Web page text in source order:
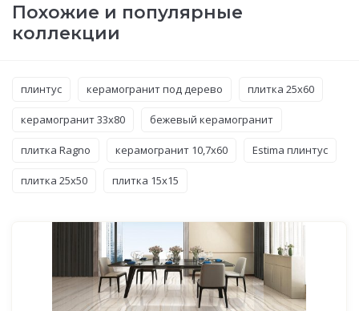
Похожие и популярные
коллекции
плинтус керамогранит под дерево плитка 25x60
керамогранит 33x80 бежевый керамогранит
плитка Ragno керамогранит 10,7x60 Estima плинтус
плитка 25x50 плитка 15x15